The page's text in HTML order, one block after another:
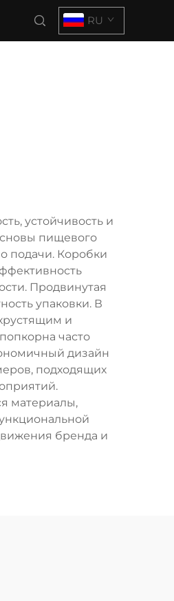
RU
устойчивость и
пищевого
подачи. Коробки
Продвинутая
упаковки. В
и
часто
дизайн
подходящих
материалы,
бренда и